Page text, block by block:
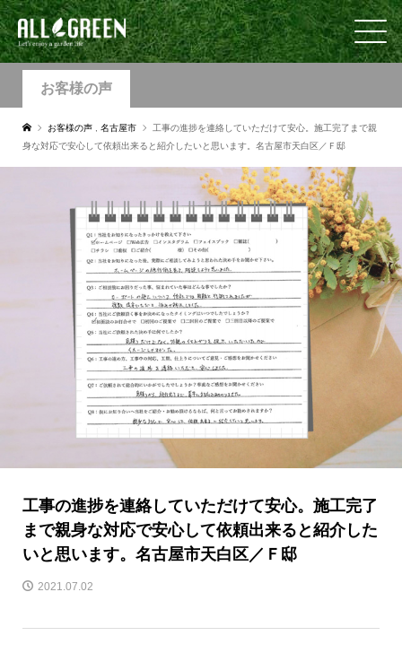
お客様の声
お客様の声 名古屋市
工事の進捗を連絡していただけて安心。施工完了まで親
身な対応で安心して依頼出来ると紹介したいと思います。名古屋市天白区／Ｆ邸
工事の進捗を連絡していただけて安心。施工完了
まで親身な対応で安心して依頼出来ると紹介した
いと思います。名古屋市天白区／Ｆ邸
2021.07.02